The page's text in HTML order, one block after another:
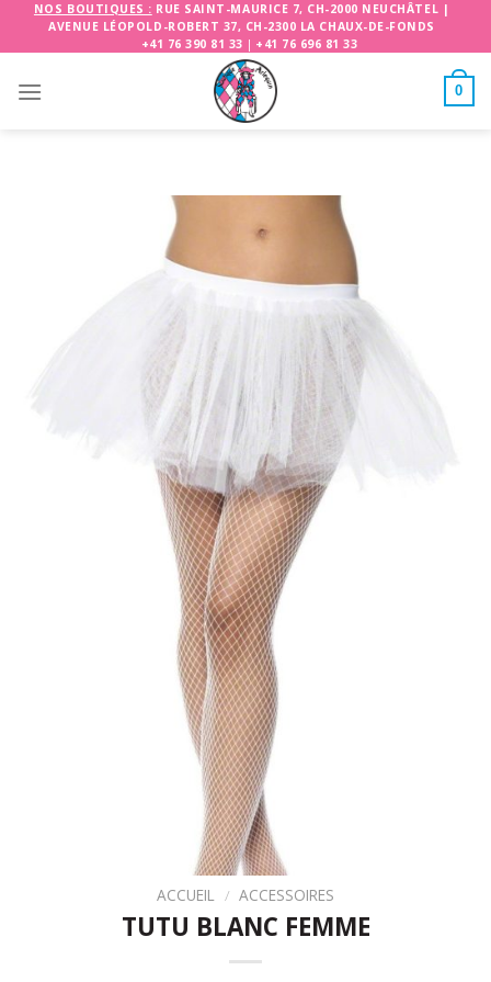
NOS BOUTIQUES : RUE SAINT-MAURICE 7, CH-2000 NEUCHÂTEL |
AVENUE LÉOPOLD-ROBERT 37, CH-2300 LA CHAUX-DE-FONDS
+41 76 390 81 33 | +41 76 696 81 33
0
ACCUEIL / ACCESSOIRES
TUTU BLANC FEMME